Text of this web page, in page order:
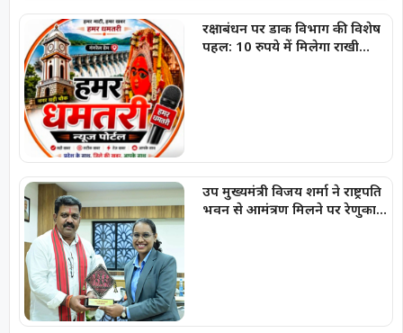
रक्षाबंधन पर डाक विभाग की विशेष
पहल: 10 रुपये में मिलेगा राखी
उप मुख्यमंत्री विजय शर्मा ने राष्ट्रपति
भवन से आमंत्रण मिलने पर रेणुका